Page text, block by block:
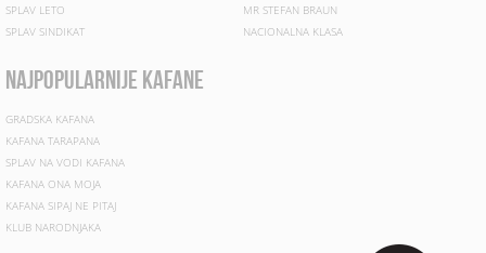
SPLAV LETO
SPLAV SINDIKAT
MR STEFAN BRAUN
NACIONALNA KLASA
najpopularnije kafane
GRADSKA KAFANA
KAFANA TARAPANA
SPLAV NA VODI KAFANA
KAFANA ONA MOJA
KAFANA SIPAJ NE PITAJ
KLUB NARODNJAKA